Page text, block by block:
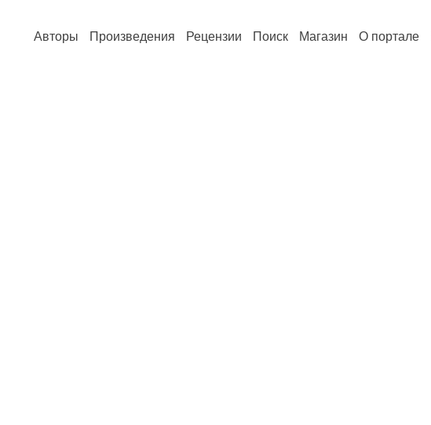
Авторы Произведения Рецензии Поиск Магазин О портале